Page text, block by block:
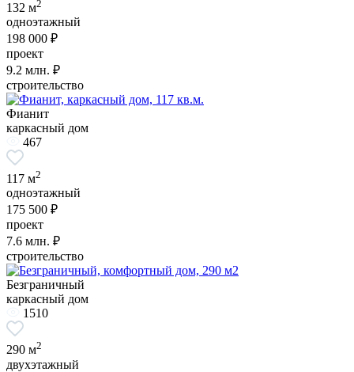
132 м2
одноэтажный
198 000 ₽
проект
9.2 млн. ₽
строительство
Фианит
каркасный дом
467
117 м2
одноэтажный
175 500 ₽
проект
7.6 млн. ₽
строительство
Безграничный
каркасный дом
1510
290 м2
двухэтажный